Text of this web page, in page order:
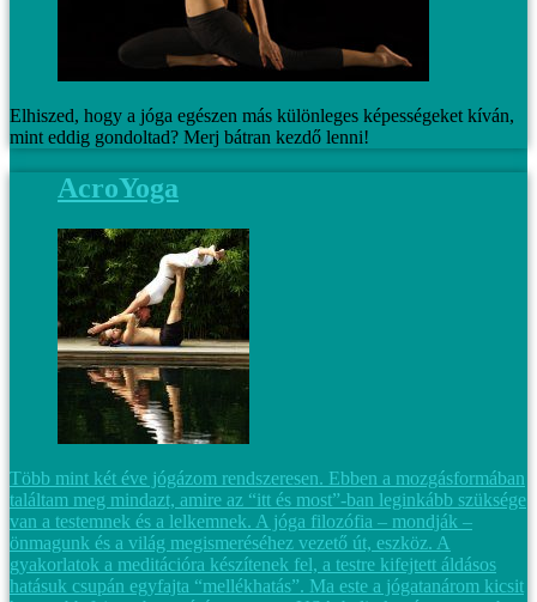
Elhiszed, hogy a jóga egészen más különleges képességeket kíván,
mint eddig gondoltad? Merj bátran kezdő lenni!
AcroYoga
Több mint két éve jógázom rendszeresen. Ebben a mozgásformában
találtam meg mindazt, amire az “itt és most”-ban leginkább szüksége
van a testemnek és a lelkemnek. A jóga filozófia – mondják –
önmagunk és a világ megismeréséhez vezető út, eszköz. A
gyakorlatok a meditációra készítenek fel, a testre kifejtett áldásos
hatásuk csupán egyfajta “mellékhatás”. Ma este a jógatanárom kicsit